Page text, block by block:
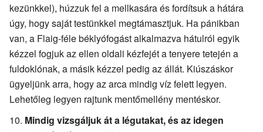
kezünkkel), húzzuk fel a mellkasára és fordítsuk a hátára
úgy, hogy saját testünkkel megtámasztjuk. Ha pánikban
van, a Flaig-féle béklyófogást alkalmazva hátulról egyik
kézzel fogjuk az ellen oldali kézfejét a tenyere tetején a
fuldoklónak, a másik kézzel pedig az állát. Kiúszáskor
ügyeljünk arra, hogy az arca mindig víz felett legyen.
Lehetőleg legyen rajtunk mentőmellény mentéskor.
Mindig vizsgáljuk át a légutakat, és az idegen